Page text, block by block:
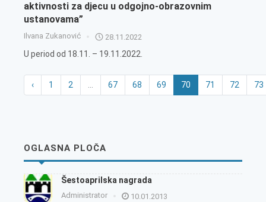
aktivnosti za djecu u odgojno-obrazovnim
ustanovama”
Ilvana Zukanović 28.11.2022
U period od 18.11. – 19.11.2022.
‹ 1 2 ... 67 68 69 70 71 72 73
OGLASNA PLOČA
Šestoaprilska nagrada
Administrator 10.01.2013